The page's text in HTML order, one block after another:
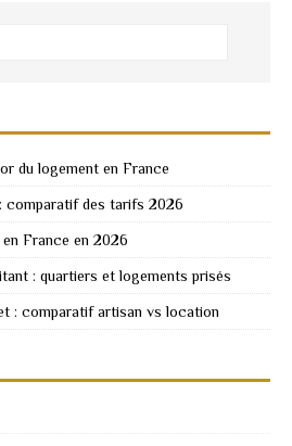
du logement en France
comparatif des tarifs 2026
France en 2026
: quartiers et logements prisés
: comparatif artisan vs location